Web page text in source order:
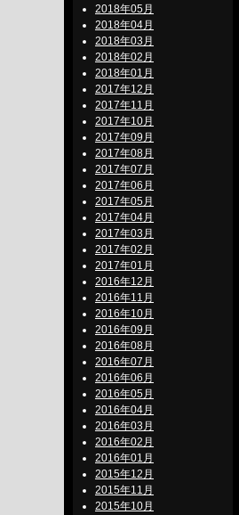
2018年05月
2018年04月
2018年03月
2018年02月
2018年01月
2017年12月
2017年11月
2017年10月
2017年09月
2017年08月
2017年07月
2017年06月
2017年05月
2017年04月
2017年03月
2017年02月
2017年01月
2016年12月
2016年11月
2016年10月
2016年09月
2016年08月
2016年07月
2016年06月
2016年05月
2016年04月
2016年03月
2016年02月
2016年01月
2015年12月
2015年11月
2015年10月